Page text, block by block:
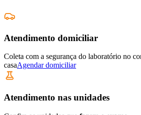
Atendimento domiciliar
Coleta com a segurança do laboratório no
casaAgendar domiciliar
Atendimento nas unidades